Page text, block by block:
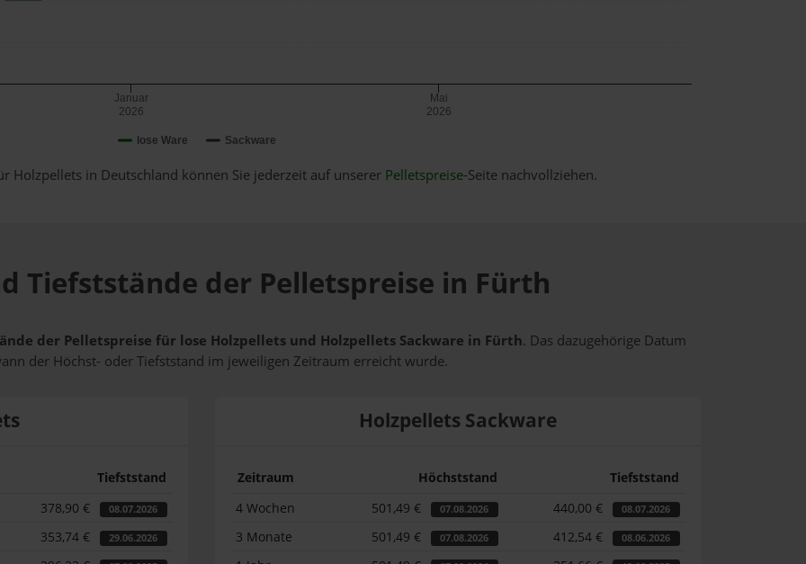
lose Ware Sackware
Januar
2026
Mai
2026
Holzpellets in Deutschland können Sie jederzeit auf unserer Pelletspreise-Seite nachvollziehen.
Tiefststände der Pelletspreise in Fürth
der Pelletspreise für lose Holzpellets und Holzpellets Sackware in Fürth. Das dazugehörige Datum
der Höchst- oder Tiefststand im jeweiligen Zeitraum erreicht wurde.
Tiefststand
378,90 € 08.07.2026
353,74 € 29.06.2026
Holzpellets Sackware
Zeitraum Höchststand
Tiefststand
4 Wochen
501,49 € 07.08.2026 440,00 € 08.07.2026
3 Monate 501,49 € 07.08.2026 412,54 € 08.06.2026